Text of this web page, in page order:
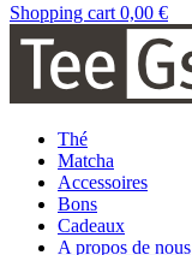
Shopping cart 0,00 €
Thé
Matcha
Accessoires
Bons
Cadeaux
A propos de nous